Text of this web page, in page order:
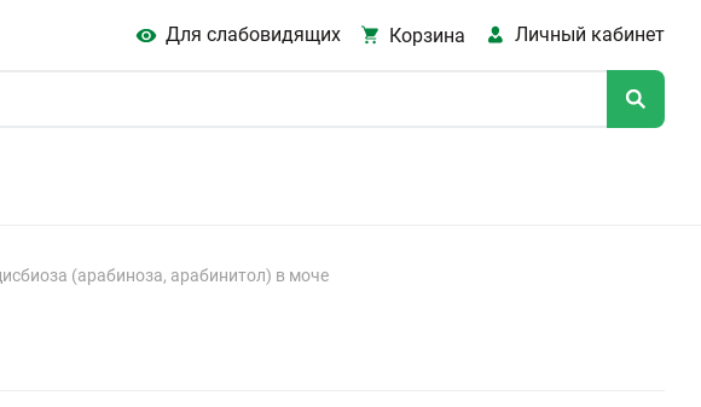
Для слабовидящих Корзина Личный кабинет
(арабиноза, арабинитол) в моче